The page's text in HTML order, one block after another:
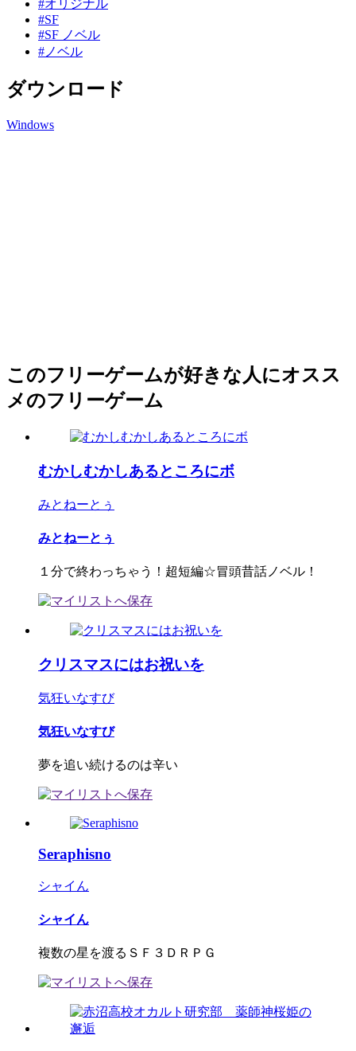
#オリジナル
#SF
#SF ノベル
#ノベル
ダウンロード
Windows
このフリーゲームが好きな人にオスス
メのフリーゲーム
むかしむかしあるところにボ
みとねーとぅ
みとねーとぅ
１分で終わっちゃう！超短編☆冒頭昔話ノベル！
クリスマスにはお祝いを
気狂いなすび
気狂いなすび
夢を追い続けるのは辛い
Seraphisno
シャイん
シャイん
複数の星を渡るＳＦ３ＤＲＰＧ